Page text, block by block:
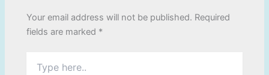
Your email address will not be published. Required
fields are marked *
here..